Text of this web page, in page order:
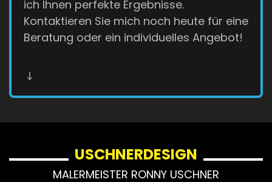
ich Ihnen perfekte Ergebnisse.
Kontaktieren Sie mich noch heute für eine
Beratung oder ein individuelles Angebot!
USCHNERDESIGN
MALERMEISTER RONNY USCHNER